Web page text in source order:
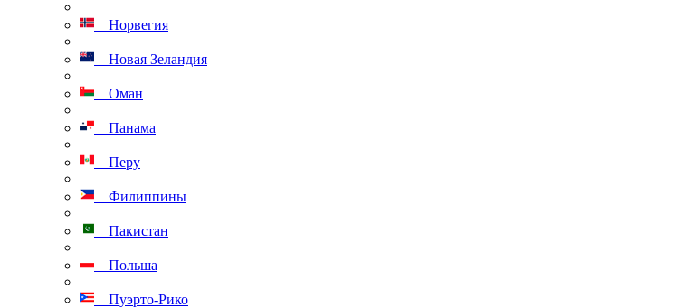
Норвегия
Новая Зеландия
Оман
Панама
Перу
Филиппины
Пакистан
Польша
Пуэрто-Рико